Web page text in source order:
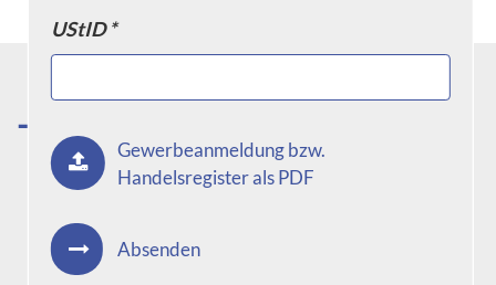
funktioniert sie?
Eine Löschdecke ist ein Feuerlöschmittel in Form
eines großen, feuerfesten Tuches, das verwendet
UStID *
Gewerbeanmeldung bzw.
Handelsregister als PDF
Absenden